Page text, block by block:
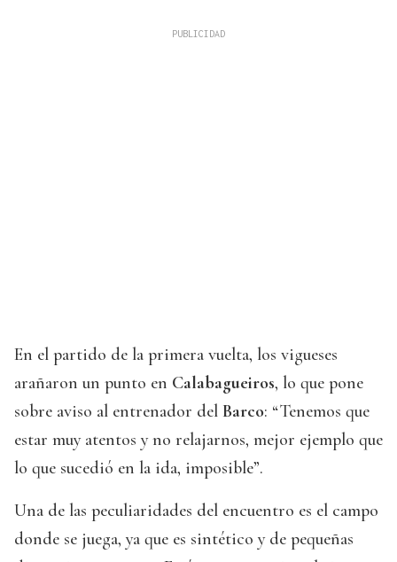
En el partido de la primera vuelta, los vigueses
arañaron un punto en Calabagueiros, lo que pone
sobre aviso al entrenador del Barco: “Tenemos que
estar muy atentos y no relajarnos, mejor ejemplo que
lo que sucedió en la ida, imposible”.
Una de las peculiaridades del encuentro es el campo
donde se juega, ya que es sintético y de pequeñas